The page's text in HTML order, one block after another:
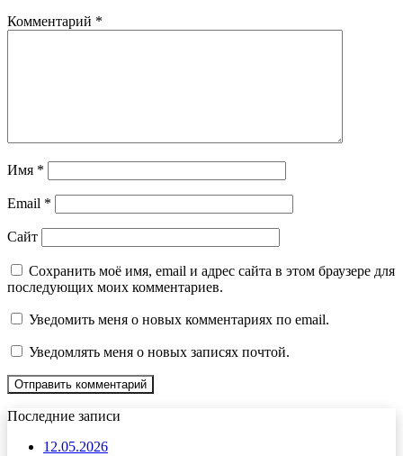
Комментарий *
Имя *
Email *
Сайт
Сохранить моё имя, email и адрес сайта в этом браузере для
последующих моих комментариев.
Уведомить меня о новых комментариях по email.
Уведомлять меня о новых записях почтой.
Последние записи
12.05.2026